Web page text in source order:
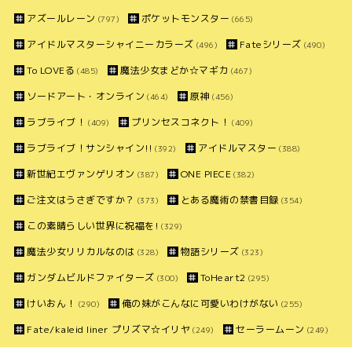
アズールレーン (797) ポケットモンスター (665)
アイドルマスターシャイニーカラーズ (496) Fateシリーズ (490)
To LOVEる (485) 魔法少女まどか☆マギカ (467)
ソードアート・オンライン (464) 原神 (456)
ラブライブ！ (409) プリンセスコネクト！ (409)
ラブライブ！サンシャイン!! (392) アイドルマスター (388)
新世紀エヴァンゲリオン (387) ONE PIECE (382)
ご注文はうさぎですか？ (373) とある魔術の禁書目録 (354)
この素晴らしい世界に祝福を! (329)
魔法少女リリカルなのは (328) 物語シリーズ (323)
ガンダムビルドファイターズ (300) ToHeart2 (295)
けいおん！ (290) 俺の妹がこんなに可愛いわけがない (255)
Fate/kaleid liner プリズマ☆イリヤ (249) セーラームーン (249)